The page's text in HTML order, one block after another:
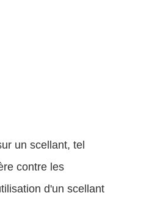
un scellant, tel
contre les
d'un scellant